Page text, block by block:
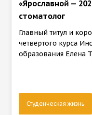
«Ярославной —
стоматолог
Главный титул и
четвёртого курса
образования Елена
Студенческая жизнь